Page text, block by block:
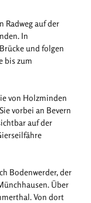
Radweg auf der
In
und folgen
bis zum
von Holzminden
vorbei an Bevern
auf der
Bodenwerder, der
Über
Von dort